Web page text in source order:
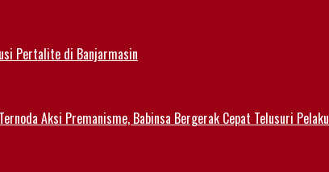
Pertalite di Banjarmasin
Aksi Premanisme, Babinsa Bergerak Cepat Telusuri Pelaku